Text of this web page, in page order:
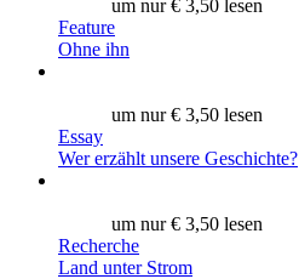
um nur € 3,50 lesen
Feature
Ohne ihn
um nur € 3,50 lesen
Essay
Wer erzählt unsere Geschichte?
um nur € 3,50 lesen
Recherche
Land unter Strom